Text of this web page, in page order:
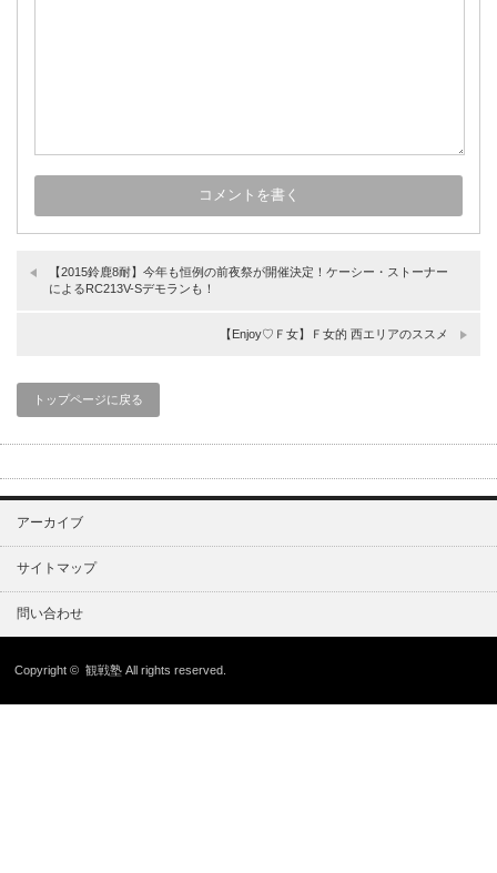
【2015鈴鹿8耐】今年も恒例の前夜祭が開催決定！ケーシー・ストーナー
によるRC213V-Sデモランも！
【Enjoy♡Ｆ女】Ｆ女的 西エリアのススメ
トップページに戻る
アーカイブ
サイトマップ
問い合わせ
Copyright ©観戦塾 All rights reserved.